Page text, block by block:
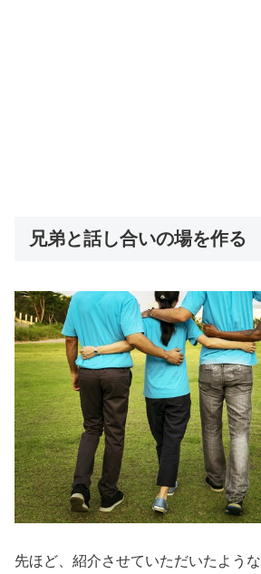
兄弟と話し合いの場を作る
先ほど、紹介させていただいたような